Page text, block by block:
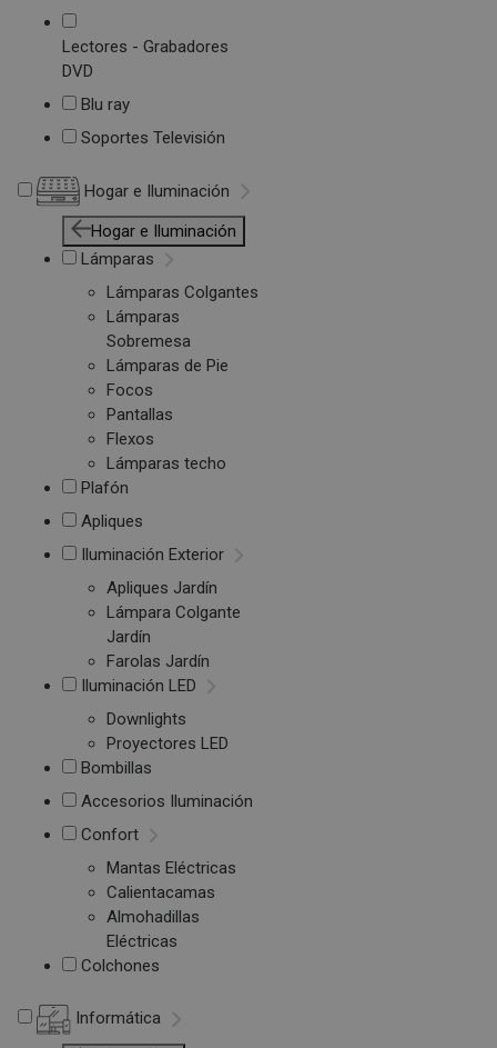
Lectores - Grabadores
DVD
Blu ray
Soportes Televisión
Hogar e Iluminación
Hogar e Iluminación
Lámparas
Lámparas Colgantes
Lámparas
Sobremesa
Lámparas de Pie
Focos
Pantallas
Flexos
Lámparas techo
Plafón
Apliques
Iluminación Exterior
Apliques Jardín
Lámpara Colgante
Jardín
Farolas Jardín
Iluminación LED
Downlights
Proyectores LED
Bombillas
Accesorios Iluminación
Confort
Mantas Eléctricas
Calientacamas
Almohadillas
Eléctricas
Colchones
Informática